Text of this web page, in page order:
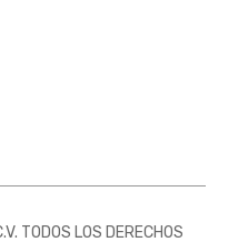
TODOS LOS DERECHOS